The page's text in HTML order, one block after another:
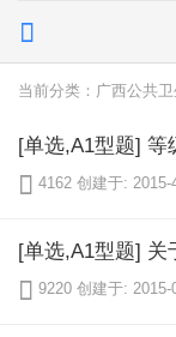

当前分类：广西公共
 4162 创建于: 2015-
 9220 创建于: 2015-